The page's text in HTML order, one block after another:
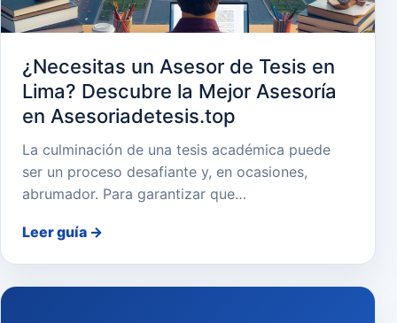
¿Necesitas un Asesor de Tesis en
Lima? Descubre la Mejor Asesoría
en Asesoriadetesis.top
La culminación de una tesis académica puede
ser un proceso desafiante y, en ocasiones,
abrumador. Para garantizar que…
Leer guía →